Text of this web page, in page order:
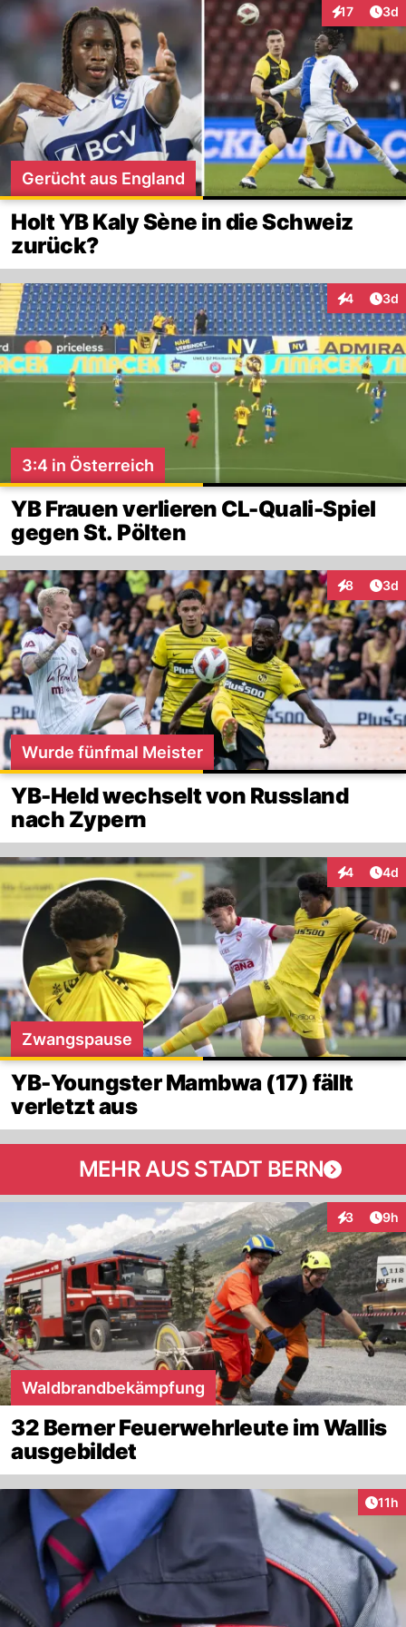
17 3d
Gerücht aus England
Holt YB Kaly Sène in die Schweiz
zurück?
4 3d
3:4 in Österreich
YB Frauen verlieren CL-Quali-Spiel
gegen St. Pölten
8 3d
Wurde fünfmal Meister
YB-Held wechselt von Russland
nach Zypern
4 4d
Zwangspause
YB-Youngster Mambwa (17) fällt
verletzt aus
MEHR AUS STADT BERN
3 9h
Waldbrandbekämpfung
32 Berner Feuerwehrleute im Wallis
ausgebildet
11h